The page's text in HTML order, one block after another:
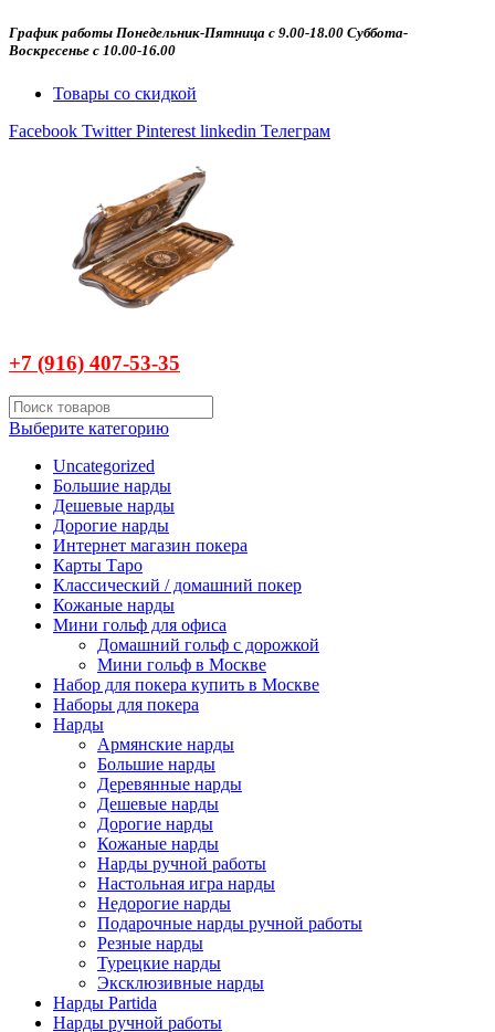
График работы Понедельник-Пятница с 9.00-18.00 Суббота-
Воскресенье с 10.00-16.00
Товары со скидкой
Facebook Twitter Pinterest linkedin Телеграм
+7 (916) 407-53-35
Выберите категорию
Uncategorized
Большие нарды
Дешевые нарды
Дорогие нарды
Интернет магазин покера
Карты Таро
Классический / домашний покер
Кожаные нарды
Мини гольф для офиса
Домашний гольф с дорожкой
Мини гольф в Москве
Набор для покера купить в Москве
Наборы для покера
Нарды
Армянские нарды
Большие нарды
Деревянные нарды
Дешевые нарды
Дорогие нарды
Кожаные нарды
Нарды ручной работы
Настольная игра нарды
Недорогие нарды
Подарочные нарды ручной работы
Резные нарды
Турецкие нарды
Эксклюзивные нарды
Нарды Partida
Нарды ручной работы